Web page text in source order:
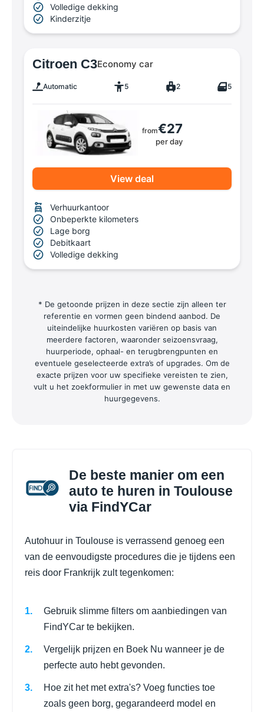
Volledige dekking
Kinderzitje
Citroen C3Economy car
Automatic 5 2 5
from€27
per day
View deal
Verhuurkantoor
Onbeperkte kilometers
Lage borg
Debitkaart
Volledige dekking
* De getoonde prijzen in deze sectie zijn alleen ter
referentie en vormen geen bindend aanbod. De
uiteindelijke huurkosten variëren op basis van
meerdere factoren, waaronder seizoensvraag,
huurperiode, ophaal- en terugbrengpunten en
eventuele geselecteerde extra’s of upgrades. Om de
exacte prijzen voor uw specifieke vereisten te zien,
vult u het zoekformulier in met uw gewenste data en
huurgegevens.
De beste manier om een
auto te huren in Toulouse
via FindYCar
Autohuur in Toulouse is verrassend genoeg een
van de eenvoudigste procedures die je tijdens een
reis door Frankrijk zult tegenkomen:
Gebruik slimme filters om aanbiedingen van
FindYCar te bekijken.
Vergelijk prijzen en Boek Nu wanneer je de
perfecte auto hebt gevonden.
Hoe zit het met extra's? Voeg functies toe
zoals geen borg, gegarandeerd model en